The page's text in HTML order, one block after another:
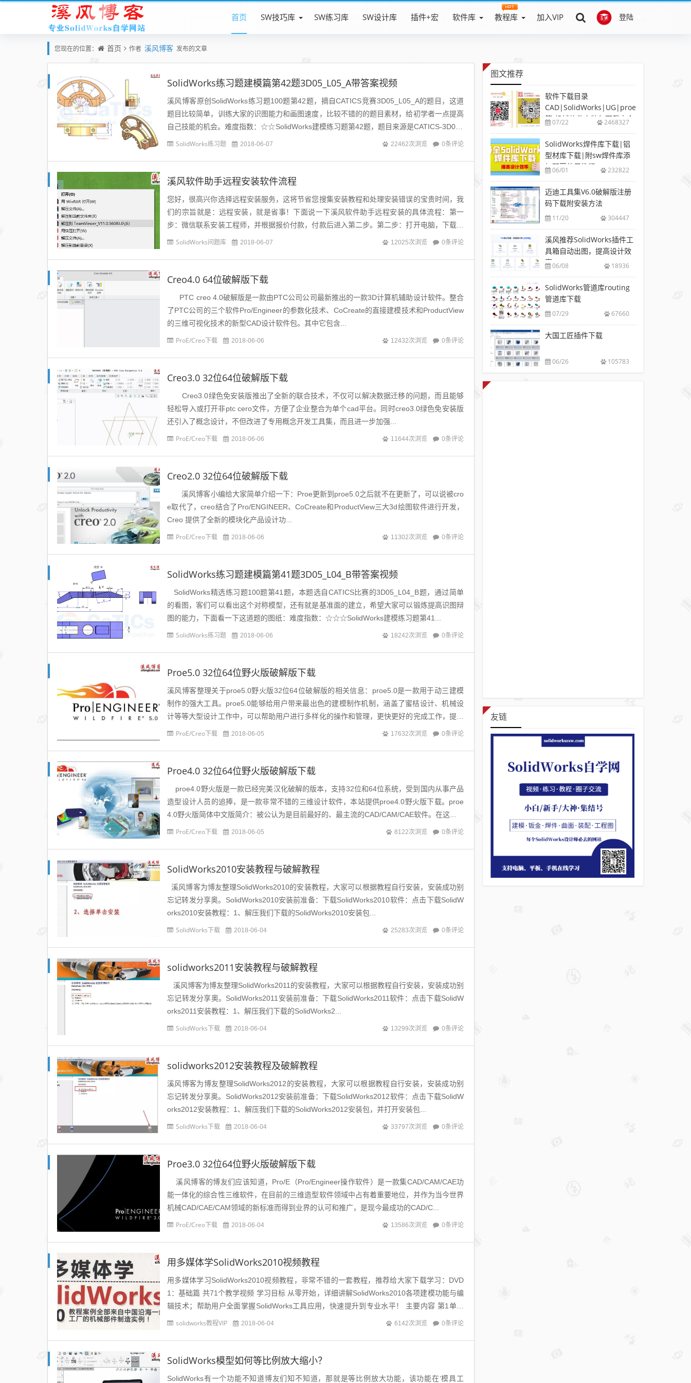
登陆
首页 SW技巧库 SW练习库 SW设计库 插件+宏 软件库 教程库 加入VIP
您现在的位置： 首页 作者 溪风博客 发布的文章
SolidWorks练习题建模篇第42题3D05_L05_A带答案视频
溪风博客原创SolidWorks练习题100题第42题，摘自CATICS竞赛3D05_L05_A的题目，这道
题目比较简单，训练大家的识图能力和画图速度，比较不错的的题目素材，给初学者一点提高
自己技能的机会。难度指数：☆☆SolidWorks建模练习题第42题，题目来源是CATICS-3D05_
L05...SolidWorks练习题 2018-06-07 22462次浏览 0条评论
溪风软件助手远程安装软件流程
您好，很高兴你选择远程安装服务，这将节省您搜集安装教程和处理安装错误的宝贵时间，我
们的宗旨就是：远程安装，就是省事！下面说一下溪风软件助手远程安装的具体流程：第一
步：微信联系安装工程师，并根据报价付款，付款后进入第二步。第二步：打开电脑，下载远
程协助软件teamview（国际公认，可百度）下载地址：...
SolidWorks问题库 2018-06-07 12025次浏览 0条评论
Creo4.0 64位破解版下载
PTC creo 4.0破解版是一款由PTC公司公司最新推出的一款3D计算机辅助设计软件。整合
了PTC公司的三个软件Pro/Engineer的参数化技术、CoCreate的直接建模技术和ProductView
的三维可视化技术的新型CAD设计软件包。其中它包含...
ProE/Creo下载 2018-06-06 12432次浏览 0条评论
Creo3.0 32位64位破解版下载
Creo3.0绿色免安装版推出了全新的联合技术，不仅可以解决数据迁移的问题，而且能够
轻松导入或打开非ptc cero文件，方便了企业整合为单个cad平台。同时creo3.0绿色免安装版
还引入了概念设计，不但改进了专用概念开发工具集，而且进一步加强...
ProE/Creo下载 2018-06-06 11644次浏览 0条评论
Creo2.0 32位64位破解版下载
溪风博客小编给大家简单介绍一下：Proe更新到proe5.0之后就不在更新了，可以说被cro
e取代了，creo结合了Pro/ENGINEER、CoCreate和ProductView三大3d绘图软件进行开发，
Creo 提供了全新的模块化产品设计功...
ProE/Creo下载 2018-06-06 11302次浏览 0条评论
SolidWorks练习题建模篇第41题3D05_L04_B带答案视频
SolidWorks精选练习题100题第41题，本题选自CATICS比赛的3D05_L04_B题，通过简单
的看图，客们可以看出这个对称模型，还有就是基准面的建立，希望大家可以锻炼提高识图辩
图的能力，下面看一下这道题的图纸：难度指数：☆☆☆SolidWorks建模练习题第41...
SolidWorks练习题 2018-06-06 18242次浏览 0条评论
Proe5.0 32位64位野火版破解版下载
溪风博客整理关于proe5.0野火版32位64位破解版的相关信息：proe5.0是一款用于动三建模
制作的强大工具。proe5.0能够给用户带来最出色的建模制作机制，涵盖了蜜桔设计、机械设
计等等大型设计工作中，可以帮助用户进行多样化的操作和管理，更快更好的完成工作，提升
效率。proe5.0特色介绍：1...
ProE/Creo下载 2018-06-05 17632次浏览 0条评论
Proe4.0 32位64位野火版破解版下载
proe4.0野火版是一款已经完美汉化破解的版本，支持32位和64位系统，受到国内从事产品
造型设计人员的追捧，是一款非常不错的三维设计软件，本站提供proe4.0野火版下载。proe
4.0野火版简体中文版简介：被公认为是目前最好的、最主流的CAD/CAM/CAE软件。在这...
ProE/Creo下载 2018-06-05 8122次浏览 0条评论
SolidWorks2010安装教程与破解教程
溪风博客为博友整理SolidWorks2010的安装教程，大家可以根据教程自行安装，安装成功别
忘记转发分享奥。SolidWorks2010安装前准备：下载SolidWorks2010软件：点击下载SolidW
orks2010安装教程：1、解压我们下载的SolidWorks2010安装包...
SolidWorks下载 2018-06-04 25283次浏览 0条评论
solidworks2011安装教程与破解教程
溪风博客为博友整理SolidWorks2011的安装教程，大家可以根据教程自行安装，安装成功别
忘记转发分享奥。SolidWorks2011安装前准备：下载SolidWorks2011软件：点击下载SolidW
orks2011安装教程：1、解压我们下载的SolidWorks2...
SolidWorks下载 2018-06-04 13299次浏览 0条评论
solidworks2012安装教程及破解教程
溪风博客为博友整理SolidWorks2012的安装教程，大家可以根据教程自行安装，安装成功别
忘记转发分享奥。SolidWorks2012安装前准备：下载SolidWorks2012软件：点击下载SolidW
orks2012安装教程：1、解压我们下载的SolidWorks2012安装包，并打开安装包...
SolidWorks下载 2018-06-04 33797次浏览 0条评论
Proe3.0 32位64位野火版破解版下载
溪风博客的博友们应该知道，Pro/E（Pro/Engineer操作软件）是一款集CAD/CAM/CAE功
能一体化的综合性三维软件，在目前的三维造型软件领域中占有着重要地位，并作为当今世界
机械CAD/CAE/CAM领域的新标准而得到业界的认可和推广，是现今最成功的CAD/C...
ProE/Creo下载 2018-06-04 13586次浏览 0条评论
用多媒体学SolidWorks2010视频教程
用多媒体学习SolidWorks2010视频教程，非常不错的一套教程，推荐给大家下载学习：DVD
1：基础篇 共71个教学视频 学习目标 从零开始，详细讲解SolidWorks2010各项建模功能与编
辑技术；帮助用户全面掌握SolidWorks工具应用，快速提升到专业水平！ 主要内容 第1单元
（基础知...
solidworks教程VIP 2018-06-04 6142次浏览 0条评论
SolidWorks模型如何等比例放大缩小？
SolidWorks有一个功能不知道博友们知不知道，那就是等比例放大功能，该功能在‘模具工
图文推荐
软件下载目录
CAD|SolidWorks|UG|proe
等-机械软件安装包下载大全
07/22 2468327
SolidWorks焊件库下载|铝
型材库下载|附sw焊件库添
加配置使用教程
06/01 232822
迈迪工具集V6.0破解版注册
码下载附安装方法
11/20 304447
溪风推荐SolidWorks插件工
具箱自动出图，提高设计效
率06/08 18936
SolidWorks管道库routing
管道库下载
07/29 67660
大国工匠插件下载
06/26 105783
友链